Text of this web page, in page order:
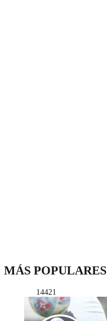
MÁS POPULARES
14421